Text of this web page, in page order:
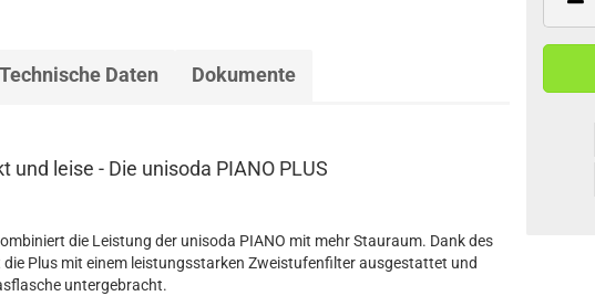
Technische Daten Dokumente
und leise - Die unisoda PIANO PLUS
die Leistung der unisoda PIANO mit mehr Stauraum. Dank des
Plus mit einem leistungsstarken Zweistufenfilter ausgestattet und
untergebracht.